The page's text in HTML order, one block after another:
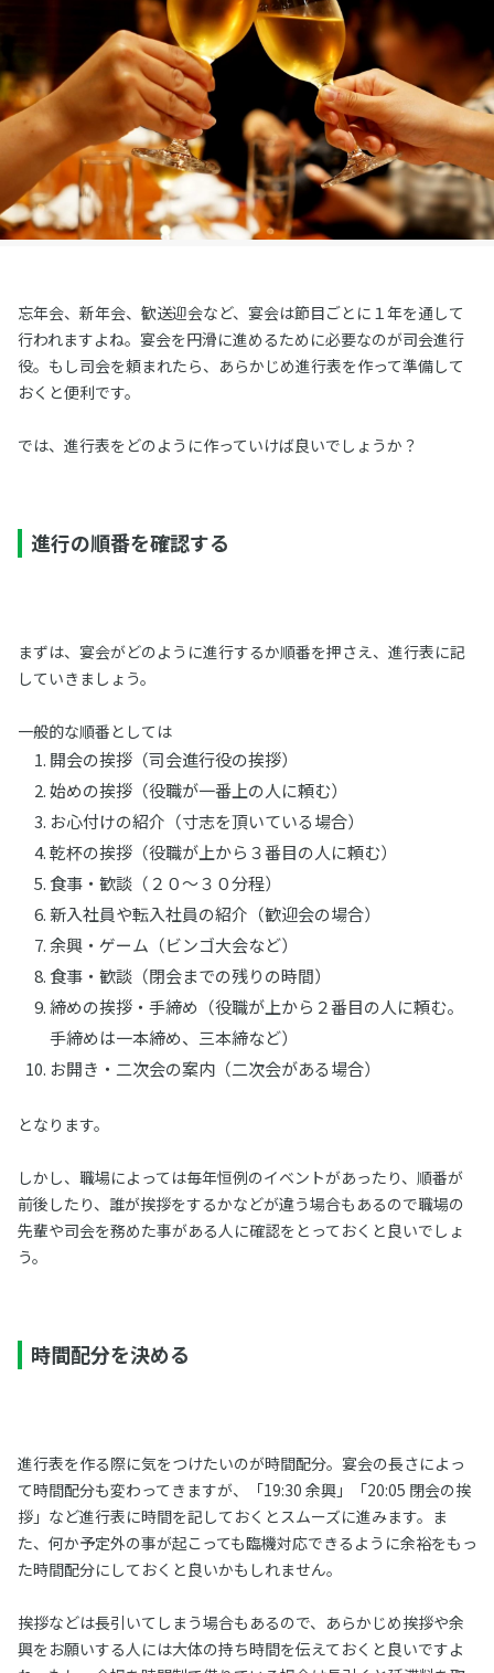
忘年会、新年会、歓送迎会など、宴会は節目ごとに１年を通して
行われますよね。宴会を円滑に進めるために必要なのが司会進行
役。もし司会を頼まれたら、あらかじめ進行表を作って準備して
おくと便利です。
では、進行表をどのように作っていけば良いでしょうか？
進行の順番を確認する
まずは、宴会がどのように進行するか順番を押さえ、進行表に記
していきましょう。
一般的な順番としては
開会の挨拶（司会進行役の挨拶）
始めの挨拶（役職が一番上の人に頼む）
お心付けの紹介（寸志を頂いている場合）
乾杯の挨拶（役職が上から３番目の人に頼む）
食事・歓談（２０〜３０分程）
新入社員や転入社員の紹介（歓迎会の場合）
余興・ゲーム（ビンゴ大会など）
食事・歓談（閉会までの残りの時間）
締めの挨拶・手締め（役職が上から２番目の人に頼む。
手締めは一本締め、三本締など）
お開き・二次会の案内（二次会がある場合）
となります。
しかし、職場によっては毎年恒例のイベントがあったり、順番が
前後したり、誰が挨拶をするかなどが違う場合もあるので職場の
先輩や司会を務めた事がある人に確認をとっておくと良いでしょ
う。
時間配分を決める
進行表を作る際に気をつけたいのが時間配分。宴会の長さによっ
て時間配分も変わってきますが、「19:30 余興」「20:05 閉会の挨
拶」など進行表に時間を記しておくとスムーズに進みます。ま
た、何か予定外の事が起こっても臨機対応できるように余裕をもっ
た時間配分にしておくと良いかもしれません。
挨拶などは長引いてしまう場合もあるので、あらかじめ挨拶や余
興をお願いする人には大体の持ち時間を伝えておくと良いですよ